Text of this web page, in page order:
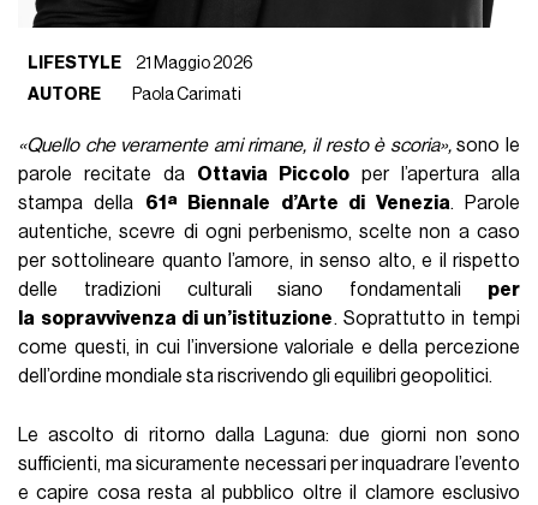
LIFESTYLE
21 Maggio 2026
AUTORE
Paola Carimati
«Quello che veramente ami rimane, il resto è scoria»,sono le
parole recitate da Ottavia Piccolo per l’apertura alla
stampa della 61ª Biennale d’Arte di Venezia. Parole
autentiche, scevre di ogni perbenismo, scelte non a caso
per sottolineare quanto l’amore, in senso alto, e il rispetto
delle tradizioni culturali siano fondamentali per
la sopravvivenza di un’istituzione. Soprattutto in tempi
come questi, in cui l’inversione valoriale e della percezione
dell’ordine mondiale sta riscrivendo gli equilibri geopolitici.
Le ascolto di ritorno dalla Laguna: due giorni non sono
sufficienti, ma sicuramente necessari per inquadrare l’evento
e capire cosa resta al pubblico oltre il clamore esclusivo